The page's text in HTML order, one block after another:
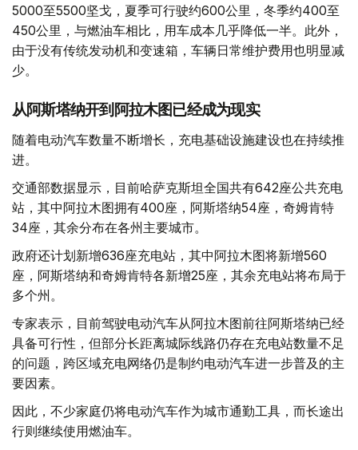
5000至5500坚戈，夏季可行驶约600公里，冬季约400至
450公里，与燃油车相比，用车成本几乎降低一半。此外，
由于没有传统发动机和变速箱，车辆日常维护费用也明显减
少。
从阿斯塔纳开到阿拉木图已经成为现实
随着电动汽车数量不断增长，充电基础设施建设也在持续推
进。
交通部数据显示，目前哈萨克斯坦全国共有642座公共充电
站，其中阿拉木图拥有400座，阿斯塔纳54座，奇姆肯特
34座，其余分布在各州主要城市。
政府还计划新增636座充电站，其中阿拉木图将新增560
座，阿斯塔纳和奇姆肯特各新增25座，其余充电站将布局于
多个州。
专家表示，目前驾驶电动汽车从阿拉木图前往阿斯塔纳已经
具备可行性，但部分长距离城际线路仍存在充电站数量不足
的问题，跨区域充电网络仍是制约电动汽车进一步普及的主
要因素。
因此，不少家庭仍将电动汽车作为城市通勤工具，而长途出
行则继续使用燃油车。